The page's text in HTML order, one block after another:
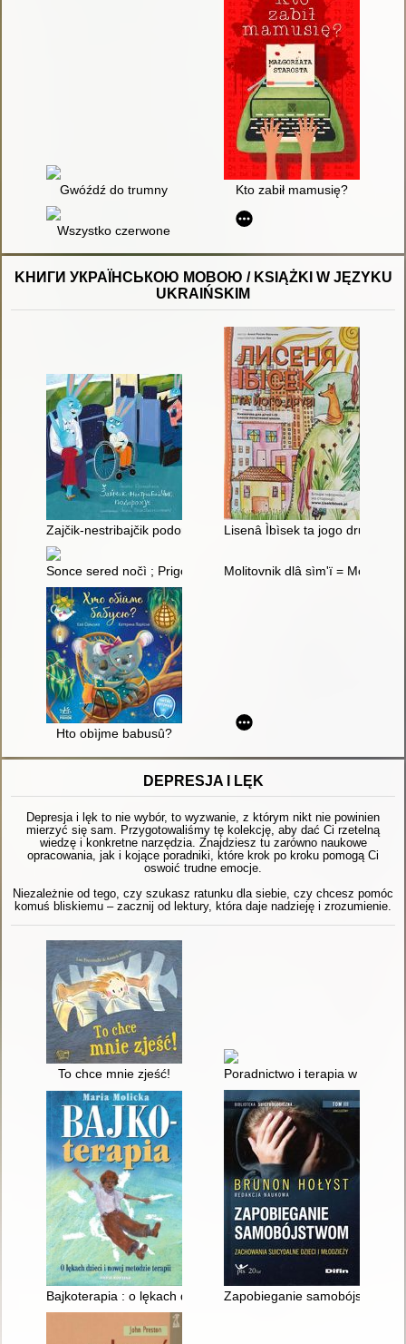
Gwóźdź do trumny Kto zabił mamusię?
Wszystko czerwone
KНИГИ УКРАЇНСЬКОЮ МОВОЮ / KSIĄŻKI W JĘZYKU
UKRAIŃSKIM
Zajčik-nestribajčik podorožuê Lisenâ Ìbìsek ta jogo druzì :
Sonce sered nočì ; Prigodi v PavutinìïMolitovnik dlâ sìm'ï =
Hto obìjme babusû?
DEPRESJA I LĘK
Depresja i lęk to nie wybór, to wyzwanie, z którym nikt nie powinien
mierzyć się sam. Przygotowaliśmy tę kolekcję, aby dać Ci rzetelną
wiedzę i konkretne narzędzia. Znajdziesz tu zarówno naukowe
opracowania, jak i kojące poradniki, które krok po kroku pomogą Ci
oswoić trudne emocje.
Niezależnie od tego, czy szukasz ratunku dla siebie, czy chcesz pomóc
komuś bliskiemu – zacznij od lektury, która daje nadzieję i zrozumienie.
To chce mnie zjeść! Poradnictwo i terapia w żałobie
Bajkoterapia : o lękach dzieci i o nowej metodzie terapii
Zapobieganie samobójstwom :